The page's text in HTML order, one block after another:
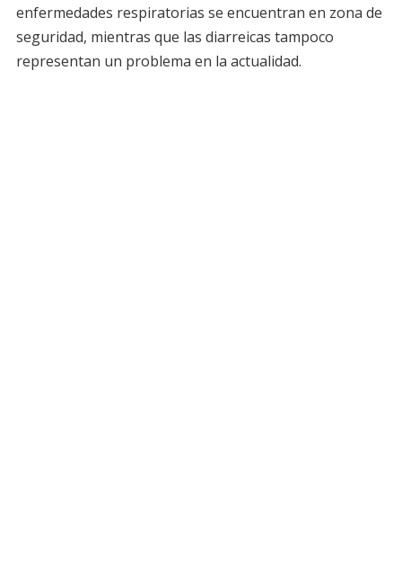
enfermedades respiratorias se encuentran en zona de
seguridad, mientras que las diarreicas tampoco
representan un problema en la actualidad.